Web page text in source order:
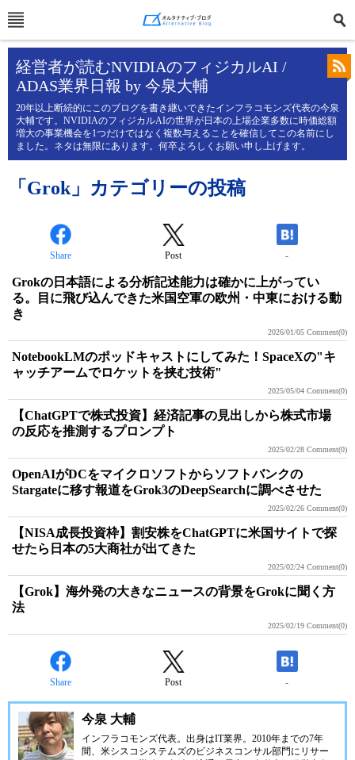
経営者が読むNVIDIAのフィジカルAI /
ADAS業界日報 by 今泉大輔
20年以上断続的にこのブログを書き継いできたインフラコモンズ代表の今泉
大輔です。NVIDIAのフィジカルAIの世界が日本の上場企業多数に時価総額
増大の事業機会を1つだけではなく複数与えることを確信してこの名前にし
ました。ネタは無限にあります。何卒よろしくお願い申し上げます。
「Grok」カテゴリーの投稿
Share Post -
Grokの日本語による分析記述能力は確かに上がってい
る。目に飛び込んできた米国空軍の欧州・中東における動
き
2026/01/05 Comment(0)
NotebookLMのポッドキャストにしてみた！SpaceXの"キ
ャッチアームでロケットを挟む技術"
2025/05/04 Comment(0)
【ChatGPTで株式投資】経済記事の見出しから株式市場
の反応を推測するプロンプト
2025/02/28 Comment(0)
OpenAIがDCをマイクロソフトからソフトバンクの
Stargateに移す報道をGrok3のDeepSearchに調べさせた
2025/02/26 Comment(0)
【NISA成長投資枠】割安株をChatGPTに米国サイトで探
せたら日本の5大商社が出てきた
2025/02/24 Comment(0)
【Grok】海外発の大きなニュースの背景をGrokに聞く方
法
2025/02/19 Comment(0)
Share Post -
今泉 大輔
インフラコモンズ代表。出身はIT業界。2010年までの7年
間、米シスコシステムズのビジネスコンサル部門にリサー